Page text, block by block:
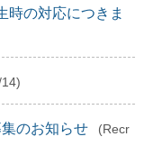
時の対応につきま
のお知らせ
(Recr